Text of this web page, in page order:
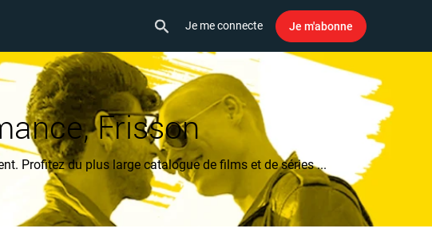
Je me connecte Je m'abonne
Frisson
Profitez du plus large catalogue de films et de séries ...